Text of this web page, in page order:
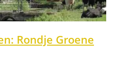
Rondje Groene